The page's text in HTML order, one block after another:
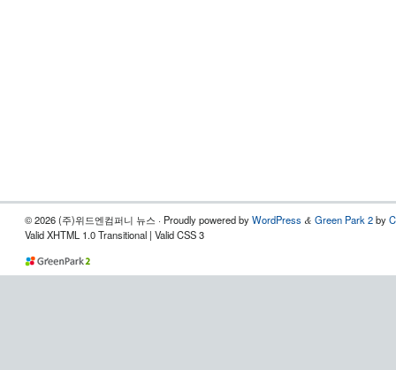
© 2026 (주)위드엔컴퍼니 뉴스 · Proudly powered byWordPress & Green Park 2by
Valid XHTML 1.0 Transitional | Valid CSS 3